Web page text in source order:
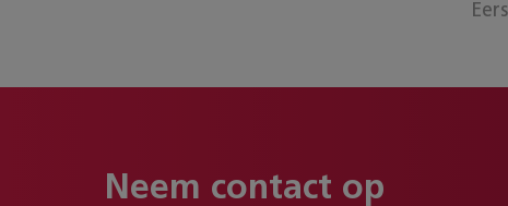
Neem contact op